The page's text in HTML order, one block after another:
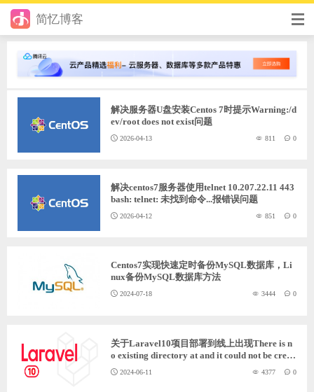
简忆博客
首页
前端
日记
在线工具
优秀个人博客
解决服务器U盘安装Centos 7时提示Warning:/d
ev/root does not exist问题
2026-04-13 811 0
解决centos7服务器使用telnet 10.207.22.11 443
bash: telnet: 未找到命令...报错误问题
2026-04-12 851 0
Centos7实现快速定时备份MySQL数据库，Li
nux备份MySQL数据库方法
2024-07-18 3444 0
关于Laravel10项目部署到线上出现There is n
o existing directory at and it could not be creat
ed: Permission denied问题解决
2024-06-11 4377 0